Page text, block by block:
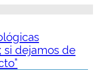
si dejamos de